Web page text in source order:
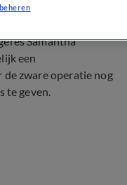
Samantha
een
zware operatie nog
te geven.